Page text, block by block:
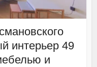
интерьер 49
и